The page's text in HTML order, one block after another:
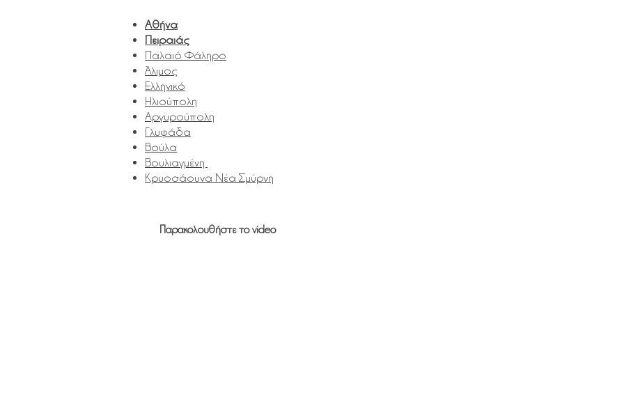
Αθήνα
Πειραιάς
Παλαιό Φάληρο
Άλιμος
Ελληνικό
Ηλιούπολη
Αργυρούπολη
Γλυφάδα
Βούλα
Βουλιαγμένη
Κρυοσάουνα Νέα Σμύρνη
Παρακολουθήστε το video